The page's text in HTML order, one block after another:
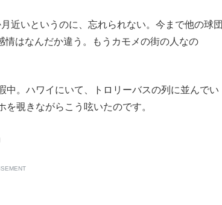
もっと見る
近いというのに、忘れられない。今まで他の球団
はなんだか違う。もうカモメの街の人なの
。ハワイにいて、トロリーバスの列に並んでい
覗きながらこう呟いたのです。